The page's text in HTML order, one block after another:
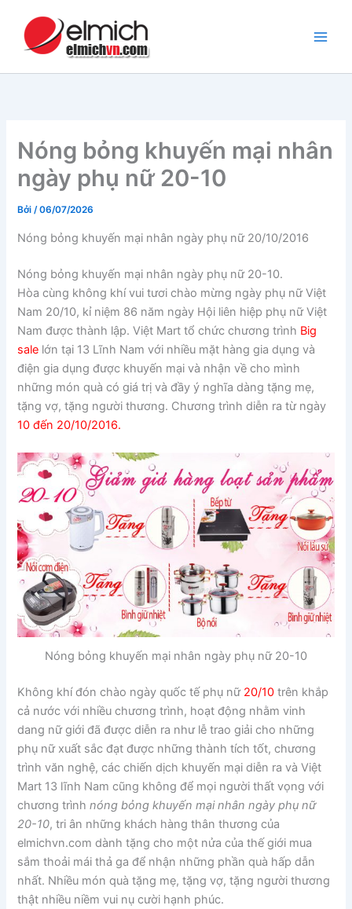
Nóng bỏng khuyến mại nhân
ngày phụ nữ 20-10
Bởi/06/07/2026
Nóng bỏng khuyến mại nhân ngày phụ nữ 20/10/2016
Nóng bỏng khuyến mại nhân ngày phụ nữ 20-10.
Hòa cùng không khí vui tươi chào mừng ngày phụ nữ Việt
Nam 20/10, kỉ niệm 86 năm ngày Hội liên hiệp phụ nữ Việt
Nam được thành lập. Việt Mart tổ chức chương trình Big
sale lớn tại 13 Lĩnh Nam với nhiều mặt hàng gia dụng và
điện gia dụng được khuyến mại và nhận về cho mình
những món quà có giá trị và đầy ý nghĩa dàng tặng mẹ,
tặng vợ, tặng người thương. Chương trình diễn ra từ ngày
10 đến 20/10/2016.
Nóng bỏng khuyến mại nhân ngày phụ nữ 20-10
Không khí đón chào ngày quốc tế phụ nữ 20/10 trên khắp
cả nước với nhiều chương trình, hoạt động nhằm vinh
dang nữ giới đã được diễn ra như lễ trao giải cho những
phụ nữ xuất sắc đạt được những thành tích tốt, chương
trình văn nghệ, các chiến dịch khuyến mại diễn ra và Việt
Mart 13 lĩnh Nam cũng không để mọi người thất vọng với
chương trìnhnóng bỏng khuyến mại nhân ngày phụ nữ
20-10, tri ân những khách hàng thân thương của
elmichvn.com dành tặng cho một nửa của thế giới mua
sắm thoải mái thả ga để nhận những phần quà hấp dẫn
nhất. Nhiều món quà tặng mẹ, tặng vợ, tặng người thương
thật nhiều niềm vui nụ cười hạnh phúc.